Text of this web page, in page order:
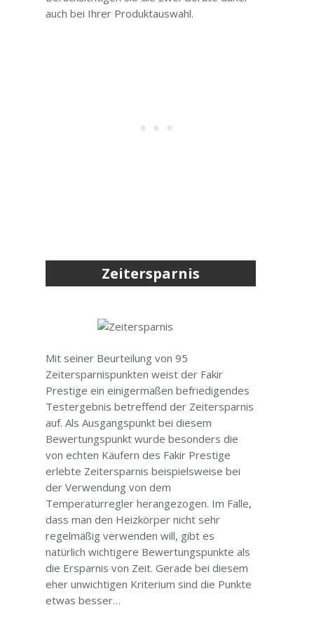
auch bei Ihrer Produktauswahl.
Zeitersparnis
Mit seiner Beurteilung von 95
Zeitersparnispunkten weist der Fakir
Prestige ein einigermaßen befriedigendes
Testergebnis betreffend der Zeitersparnis
auf. Als Ausgangspunkt bei diesem
Bewertungspunkt wurde besonders die
von echten Käufern des Fakir Prestige
erlebte Zeitersparnis beispielsweise bei
der Verwendung von dem
Temperaturregler herangezogen. Im Falle,
dass man den Heizkörper nicht sehr
regelmäßig verwenden will, gibt es
natürlich wichtigere Bewertungspunkte als
die Ersparnis von Zeit. Gerade bei diesem
eher unwichtigen Kriterium sind die Punkte
etwas besser…